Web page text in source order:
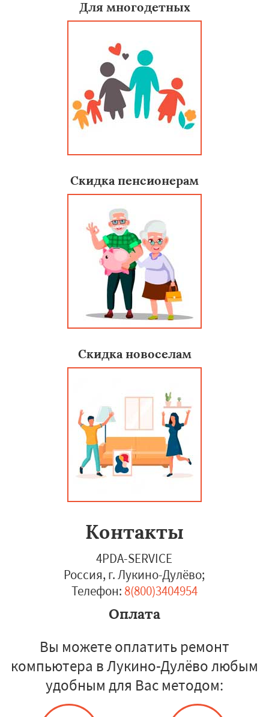
Для многодетных
Скидка пенсионерам
Скидка новоселам
Контакты
4PDA-SERVICE
Россия, г. Лукино-Дулёво;
Телефон: 8(800)3404954
Оплата
Вы можете оплатить ремонт
компьютера в Лукино-Дулёво любым
удобным для Вас методом: